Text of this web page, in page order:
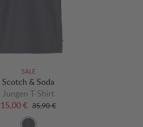
SALE
Scotch & Soda
Jungen T-Shirt
15,00 € 35,90 €